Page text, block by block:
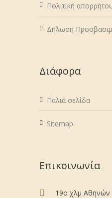
Πολιτική
Δήλωση
Διάφορα
Παλιά σελίδα
Sitemap
Επικοινωνία
19ο χλμ Αθηνών